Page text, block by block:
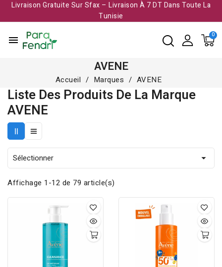
Livraison Gratuite Sur Sfax – Livraison À 7 DT Dans Toute La
Tunisie​
menu
AVENE
Accueil Marques AVENE
Liste Des Produits De La Marque
AVENE
Sélectionner 
Affichage 1-12 de 79 article(s)